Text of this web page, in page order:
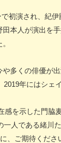
初演され、紀
本人が演出を
多くの俳優が
年にはシェ
を示した門脇
人である緒川
ご期待くださ